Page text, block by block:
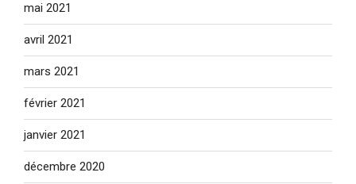
mai 2021
avril 2021
mars 2021
février 2021
janvier 2021
décembre 2020